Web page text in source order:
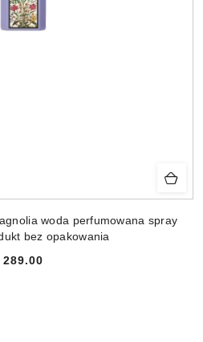
woda perfumowana spray
bez opakowania
Cena:
289.00